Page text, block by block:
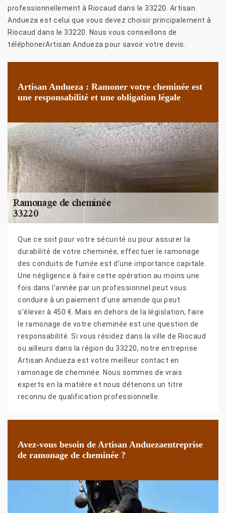
professionnellement à Riocaud dans le 33220. Artisan
Andueza est celui que vous devez choisir principalement à
Riocaud dans le 33220. Nous vous conseillons de
téléphonerArtisan Andueza pour savoir votre devis.
Artisan Andueza : Ramoner votre cheminée est
une responsabilité et une obligation légale
Que ce soit pour votre sécurité ou pour assurer la
durabilité de votre cheminée, effectuer le ramonage
des conduits de fumée est d’une importance capitale.
Une négligence à faire cette opération au moins une
fois dans l’année par un professionnel peut vous
conduire à un paiement d’une amende qui peut
s’élever à 450 €. Mais en dehors de la législation, faire
le ramonage de votre cheminée est une question de
responsabilité. Si vous résidez dans la ville de Riocaud
ou ailleurs dans la région du 33220, notre entreprise
Artisan Andueza est votre meilleur contact en
ramonage de cheminée. Nous sommes de vrais
experts en la matière et nous détenons un titre
reconnu de qualification professionnelle.
Avez-vous besoin de Artisan Anduezaentreprise
de ramonage de cheminée ?